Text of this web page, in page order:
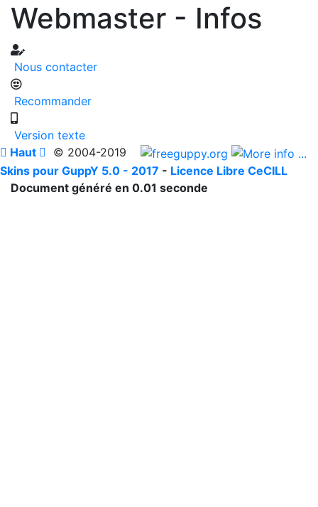
Webmaster - Infos
Nous contacter
Recommander
Version texte
 Haut  © 2004-2019
Skins pour GuppY 5.0 - 2017 - Licence Libre CeCILL
Document généré en 0.01 seconde